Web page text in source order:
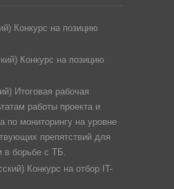
Конкурс на позицию
Конкурс на позицию
Итоговая рабочая
работы проекта и
по мониторингу на уровне
препятствий для
в борьбе с ТБ.
Конкурс на отбор IT-